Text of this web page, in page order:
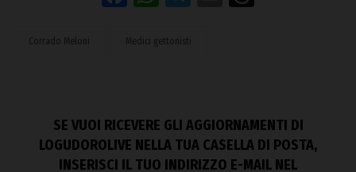
Corrado Meloni Medici gettonisti
SE VUOI RICEVERE GLI AGGIORNAMENTI DI
LOGUDOROLIVE NELLA TUA CASELLA DI POSTA,
INSERISCI IL TUO INDIRIZZO E-MAIL NEL